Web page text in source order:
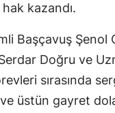
kazandı.
Başçavuş Şenol
Doğru ve
sırasında
üstün gayret